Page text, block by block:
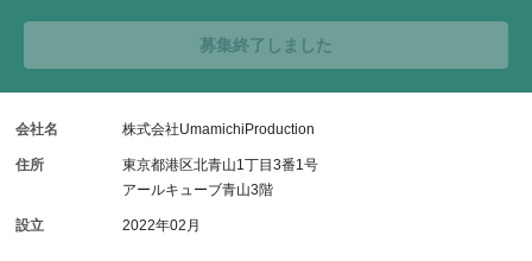
募集終了しました
会社名 株式会社UmamichiProduction
住所
東京都港区北青山1丁目3番1号
アールキューブ青山3階
設立 2022年02月